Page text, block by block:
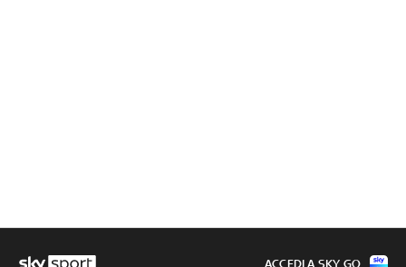
ACCEDI A SKY GO